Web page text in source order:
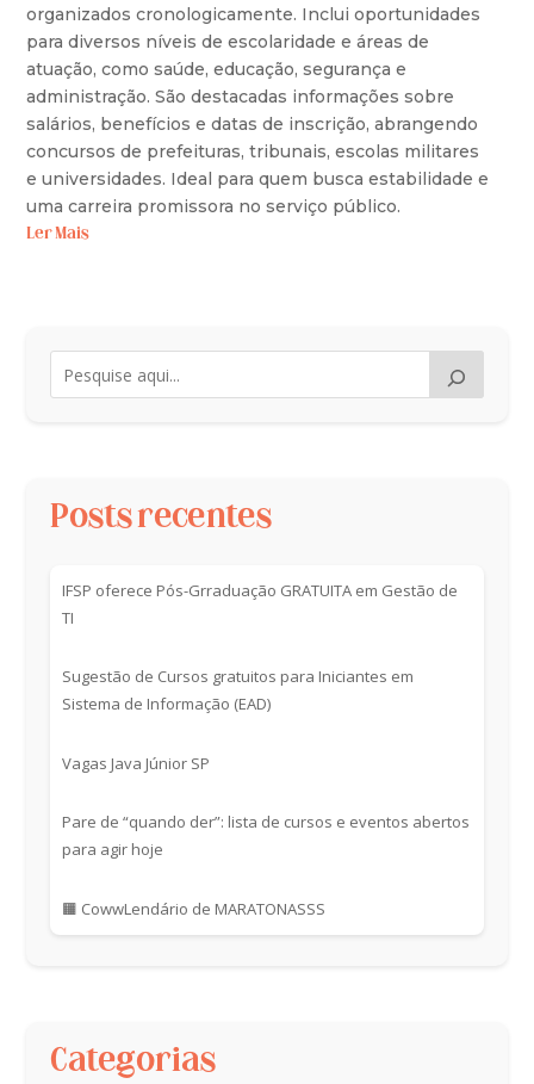
organizados cronologicamente. Inclui oportunidades
para diversos níveis de escolaridade e áreas de
atuação, como saúde, educação, segurança e
administração. São destacadas informações sobre
salários, benefícios e datas de inscrição, abrangendo
concursos de prefeituras, tribunais, escolas militares
e universidades. Ideal para quem busca estabilidade e
uma carreira promissora no serviço público.
Ler Mais
Posts recentes
IFSP oferece Pós-Grraduação GRATUITA em Gestão de
TI
Sugestão de Cursos gratuitos para Iniciantes em
Sistema de Informação (EAD)
Vagas Java Júnior SP
Pare de “quando der”: lista de cursos e eventos abertos
para agir hoje
🟧 CowwLendário de MARATONASSS
Categorias